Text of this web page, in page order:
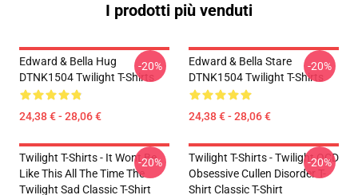
I prodotti più venduti
Edward & Bella Hug
DTNK1504 Twilight T-Shirts
24,38 € - 28,06 €
-20%
Edward & Bella Stare
DTNK1504 Twilight T-Shirts
24,38 € - 28,06 €
-20%
Twilight T-Shirts - It Wont Be
Like This All The Time The
Twilight Sad Classic T-Shirt
-20%
Twilight T-Shirts - Twilight OCD
Obsessive Cullen Disorder T-
Shirt Classic T-Shirt
-20%